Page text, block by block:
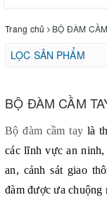
Trang chủ BỘ ĐÀM
LỌC SẢN PHẨM
BỘ ĐÀM CẦM
Bộ đàm cầm tay là
các lĩnh vực an ninh,
an, cảnh sát giao
đàm được ưa